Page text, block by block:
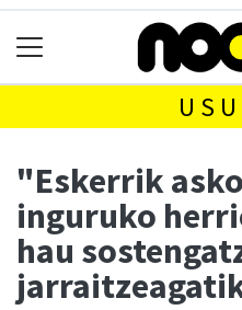
"Eskerrik
inguruko
hau